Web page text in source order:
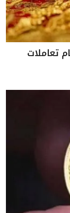
في ختام تعاملات